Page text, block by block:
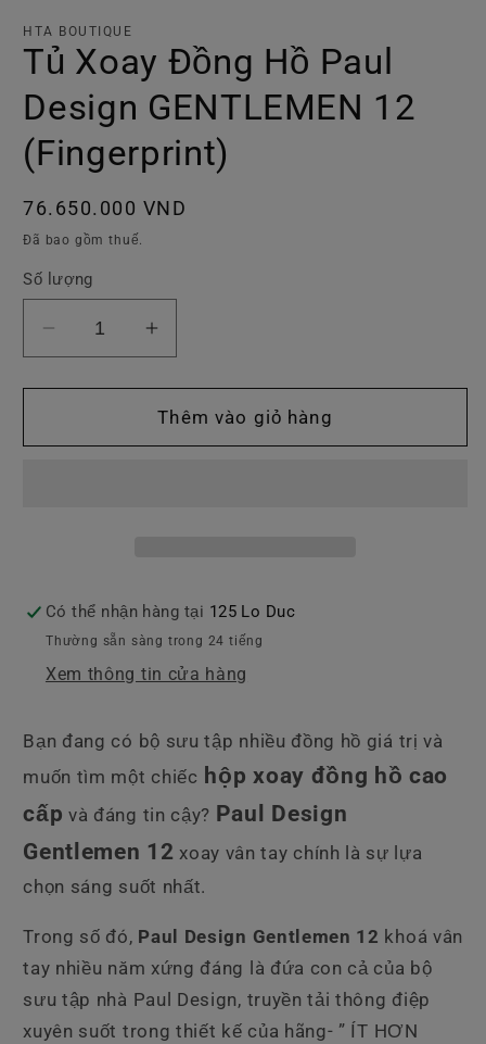
HTA BOUTIQUE
Tủ Xoay Đồng Hồ Paul
Design GENTLEMEN 12
(Fingerprint)
Giá
thông
76.650.000 VND
Đã bao gồm thuế.
Số lượng
Giảm
số
lượng
Tủ
GENTLEMEN
12
(Fingerprint)
Tăng
số
lượng
của
Tủ
GENTLEMEN
12
(Fingerprint)
Thêm vào giỏ hàng
Có thể nhận hàng tại 125 Lo Duc
Thường sẵn sàng trong 24 tiếng
Xem thông tin cửa hàng
Bạn đang có bộ sưu tập nhiều đồng hồ giá trị và
muốn tìm một chiếc hộp xoay đồng hồ cao
cấp và đáng tin cậy? Paul Design
Gentlemen 12 xoay vân tay chính là sự lựa
chọn sáng suốt nhất.
Trong số đó, Paul Design Gentlemen 12 khoá vân
tay nhiều năm xứng đáng là đứa con cả của bộ
sưu tập nhà Paul Design, truyền tải thông điệp
xuyên suốt trong thiết kế của hãng- ” ÍT HƠN